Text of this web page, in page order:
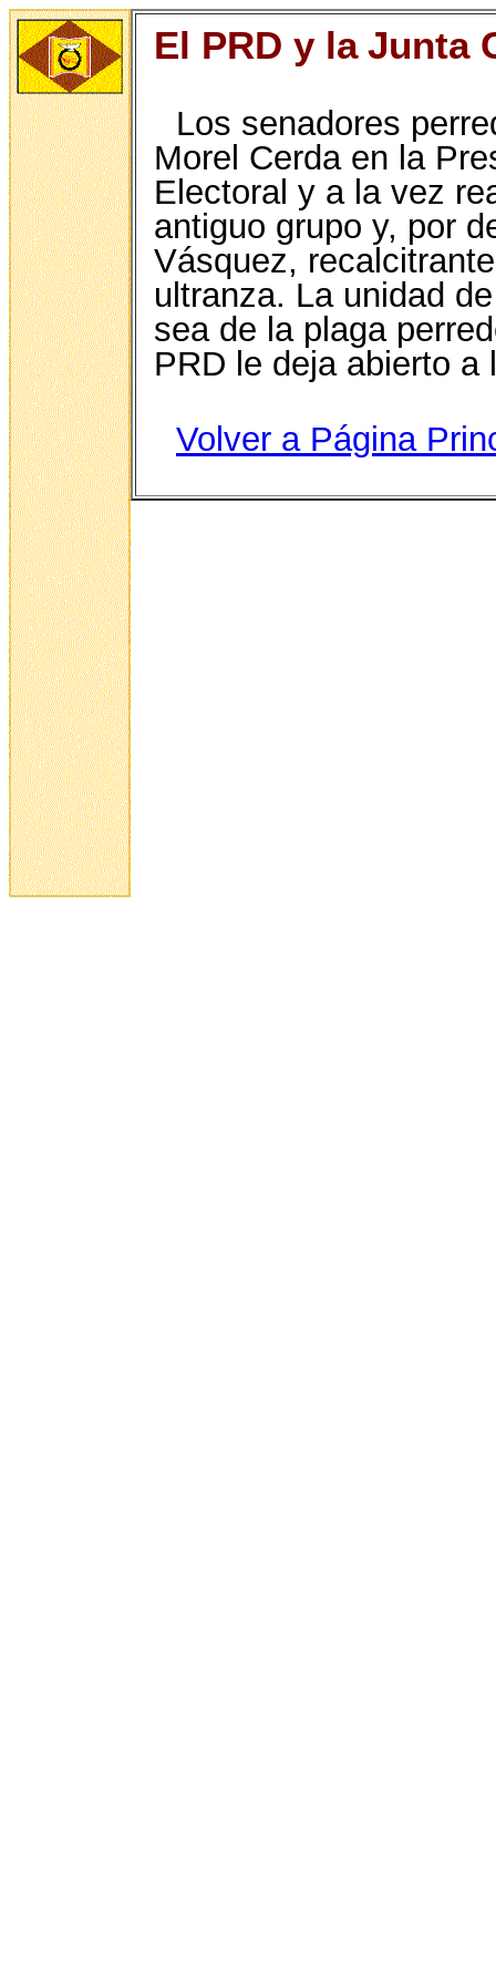
El PRD y la Junta
Los senadores
Morel Cerda en la
Electoral y a la vez
antiguo grupo y, por
Vásquez,
ultranza. La unidad
sea de la plaga
PRD le deja abierto a
Volver a Página